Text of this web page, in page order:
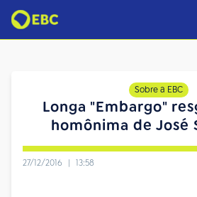
Sobre a EBC
Longa "Embargo"
homônima de José
27/12/2016 | 13:58